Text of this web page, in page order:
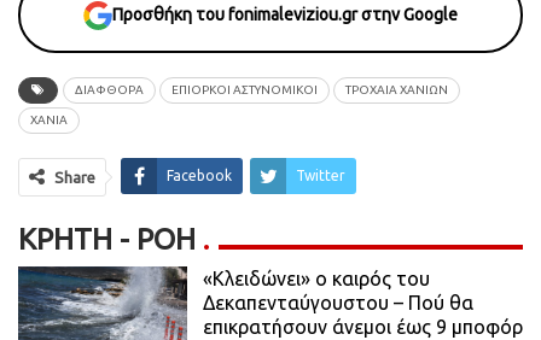
Προσθήκη του fonimaleviziou.gr στην Google
ΔΙΑΦΘΟΡΑ ΕΠΙΟΡΚΟΙ ΑΣΤΥΝΟΜΙΚΟΙ ΤΡΟΧΑΊΑ ΧΑΝΊΩΝ
ΧΑΝΙΑ
Share Facebook Twitter
ΚΡΉΤΗ - ΡΟΗ
«Κλειδώνει» ο καιρός του
Δεκαπενταύγουστου – Πού θα
επικρατήσουν άνεμοι έως 9 μποφόρ